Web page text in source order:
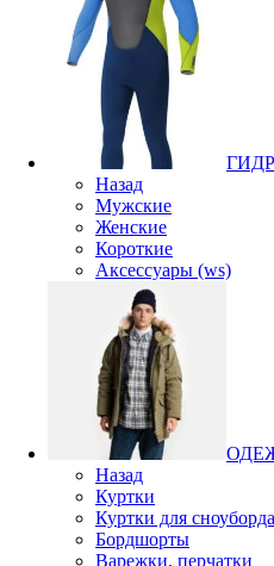
Назад
Мужские
Женские
Короткие
Аксессуары (ws)
Назад
Куртки
Куртки для сноуборда
Бордшорты
Варежки, перчатки